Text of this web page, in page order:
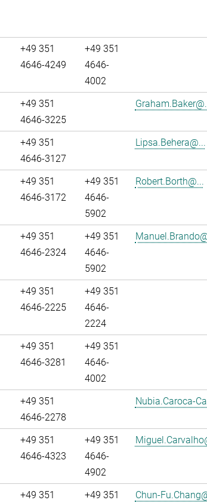
+49 351
4646-4249
+49 351
4646-
4002
+49 351
4646-3225
+49 351
4646-3127
Lipsa.Behera@...
+49 351
4646-3172
+49 351
4646-
5902
Robert.Borth@...
+49 351
4646-2324
+49 351
4646-
5902
+49 351
4646-2225
+49 351
4646-
2224
+49 351
4646-3281
+49 351
4646-
4002
+49 351
4646-2278
Nubia.Caroca-
+49 351
4646-4323
+49 351
4646-
4902
+49 351
+49 351
Chun-